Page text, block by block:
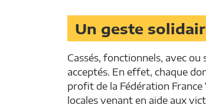
Un geste
Cassés, fonctionnels, avec
acceptés. En effet, chaque
profit de la Fédération
locales venant en aide aux